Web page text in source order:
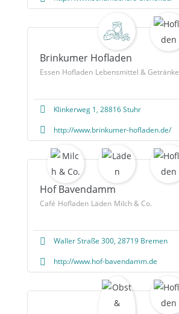
Brinkumer Hofladen
Essen Hofladen Lebensmittel & Getränke
Klinkerweg 1, 28816 Stuhr
http://www.brinkumer-hofladen.de/
Hof Bavendamm
Café Hofladen Läden Milch & Co.
Waller Straße 300, 28719 Bremen
http://www.hof-bavendamm.de